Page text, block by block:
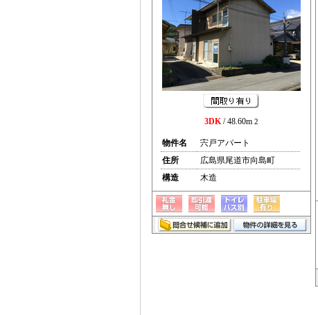
3DK/ 48.60m 2
物件名
宍戸アパート
住所
広島県尾道市向島町
構造
木造